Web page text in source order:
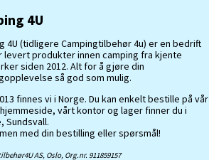
4U
4U (tidligere Campingtilbehør 4u) er en bedrift
levert produkter innen camping fra kjente
siden 2012. Alt for å gjøre din
så god som mulig.
finnes vi i Norge. Du kan enkelt bestille på vår
vårt kontor og lager finner du i
Sundsvall.
med din bestilling eller spørsmål!
AS, Oslo, Org.nr. 911859157